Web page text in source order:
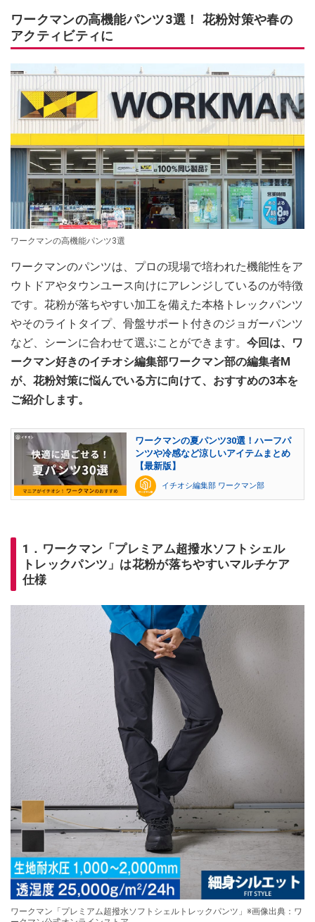
ワークマンの高機能パンツ3選！ 花粉対策や春の
アクティビティに
ワークマンの高機能パンツ3選
ワークマンのパンツは、プロの現場で培われた機能性をア
ウトドアやタウンユース向けにアレンジしているのが特徴
です。花粉が落ちやすい加工を備えた本格トレックパンツ
やそのライトタイプ、骨盤サポート付きのジョガーパンツ
など、シーンに合わせて選ぶことができます。 今回は、ワ
ークマン好きのイチオシ編集部ワークマン部の編集者M
が、花粉対策に悩んでいる方に向けて、おすすめの3本を
ご紹介します。
ワークマンの夏パンツ30選！ハーフパ
ンツや冷感など涼しいアイテムまとめ
【最新版】
イチオシ編集部 ワークマン部
1．ワークマン「プレミアム超撥水ソフトシェル
トレックパンツ」は花粉が落ちやすいマルチケア
仕様
ワークマン「プレミアム超撥水ソフトシェルトレックパンツ」※画像出典：ワ